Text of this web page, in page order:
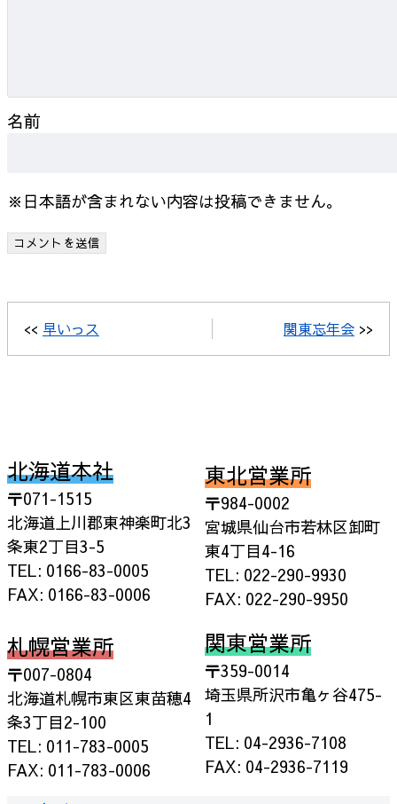
名前
※日本語が含まれない内容は投稿できません。
<< 早いっス 関東忘年会 >>
北海道本社
〒071-1515
北海道上川郡東神楽町北3
条東2丁目3-5
TEL: 0166-83-0005
FAX: 0166-83-0006
札幌営業所
〒007-0804
北海道札幌市東区東苗穂4
条3丁目2-100
TEL: 011-783-0005
FAX: 011-783-0006
東北営業所
〒984-0002
宮城県仙台市若林区卸町
東4丁目4-16
TEL: 022-290-9930
FAX: 022-290-9950
関東営業所
〒359-0014
埼玉県所沢市亀ヶ谷475-
1
TEL: 04-2936-7108
FAX: 04-2936-7119